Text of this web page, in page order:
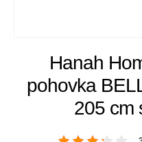
Hanah
pohovka
205 cm